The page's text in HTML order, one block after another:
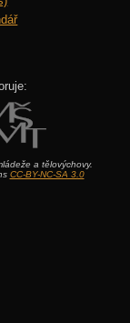
a tělovýchovy.
CC-BY-NC-SA 3.0